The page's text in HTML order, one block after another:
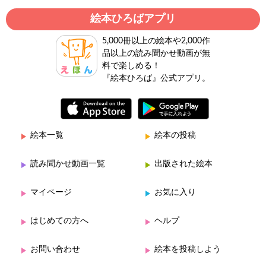
絵本ひろばアプリ
5,000冊以上の絵本や2,000作
品以上の読み聞かせ動画が無
料で楽しめる！
『絵本ひろば』公式アプリ。
絵本一覧 絵本の投稿
読み聞かせ動画一覧 出版された絵本
マイページ お気に入り
はじめての方へ ヘルプ
お問い合わせ 絵本を投稿しよう